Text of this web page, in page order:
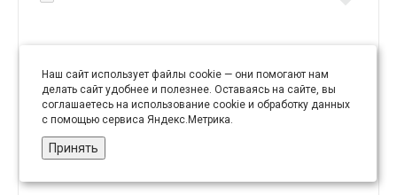
Наш сайт использует файлы cookie — они помогают нам
делать сайт удобнее и полезнее. Оставаясь на сайте, вы
соглашаетесь на использование cookie и обработку данных
с помощью сервиса Яндекс.Метрика.
Принять